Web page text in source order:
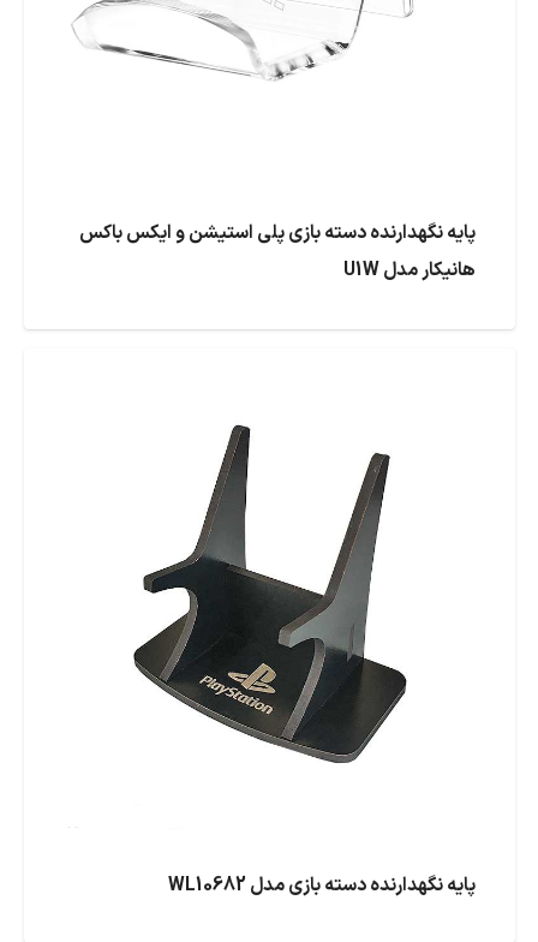
پایه نگهدارنده دسته بازی پلی استیشن و ایکس باکس
هانیکار مدل U1W
پایه نگهدارنده دسته بازی مدل WL10682